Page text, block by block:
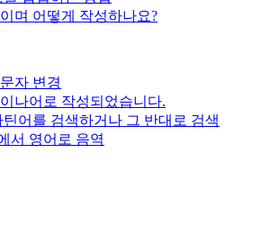
며 어떻게 작성하나요?
자 변경
나어로 작성되었습니다.
어를 검색하거나 그 반대로 검색
서 영어로 음역